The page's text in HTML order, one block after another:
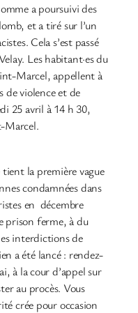
a poursuivi des
et a tiré sur l’un
Cela s’est passé
Les habitant·es du
Marcel, appellent à
de violence et de
25 avril à 14 h 30,
Marcel.
la première vague
condamnées dans
en décembre
prison ferme, à du
interdictions de
a été lancé : rendez-
à la cour d’appel sur
au procès. Vous
crée pour occasion